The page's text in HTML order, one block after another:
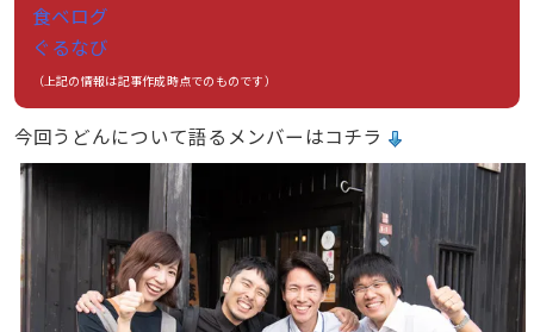
食ベログ
ぐるなび
（上記の情報は記事作成時点でのものです）
今回うどんについて語るメンバーはコチラ